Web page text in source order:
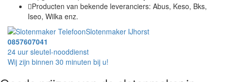
Producten van bekende leveranciers: Abus, Keso, Bks,
Iseo, Wilka enz.
Slotenmaker IJhorst
0857607041
24 uur sleutel-nooddienst
Wij zijn binnen 30 minuten bij u!